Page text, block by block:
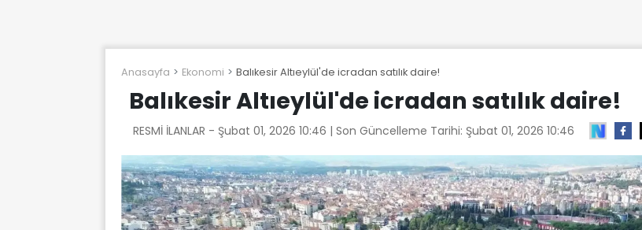
Anasayfa Ekonomi Balıkesir Altıeylül'de icradan satılık daire!
Balıkesir Altıeylül'de icradan satılık daire!
RESMİ İLANLAR - Şubat 01, 2026 10:46 | Son Güncelleme Tarihi: Şubat 01, 2026 10:46